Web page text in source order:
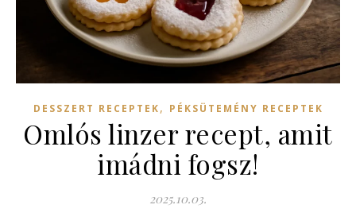
DESSZERT RECEPTEK, PÉKSÜTEMÉNY RECEPTEK
Omlós linzer recept, amit
imádni fogsz!
2025.10.03.